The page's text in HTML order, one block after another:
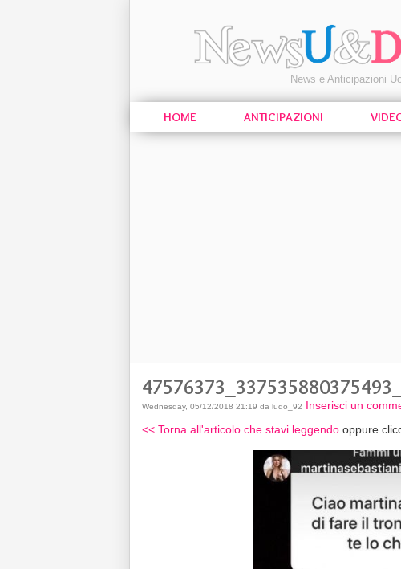
News e Anticipazioni
HOME ANTICIPAZIONI
Wednesday, 05/12/2018 21:19 da ludo_92 Inserisci un
<< Torna all'articolo che stavi leggendo oppure